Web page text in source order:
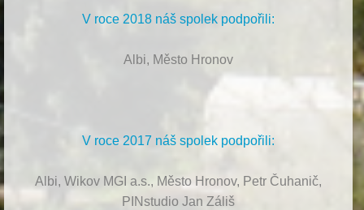
V roce 2018 náš spolek podpořili:
Albi, Město Hronov
V roce 2017 náš spolek podpořili:
Albi, Wikov MGI a.s., Město Hronov, Petr Čuhanič,
PINstudio Jan Záliš